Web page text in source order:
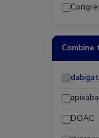
Combine
DOAC